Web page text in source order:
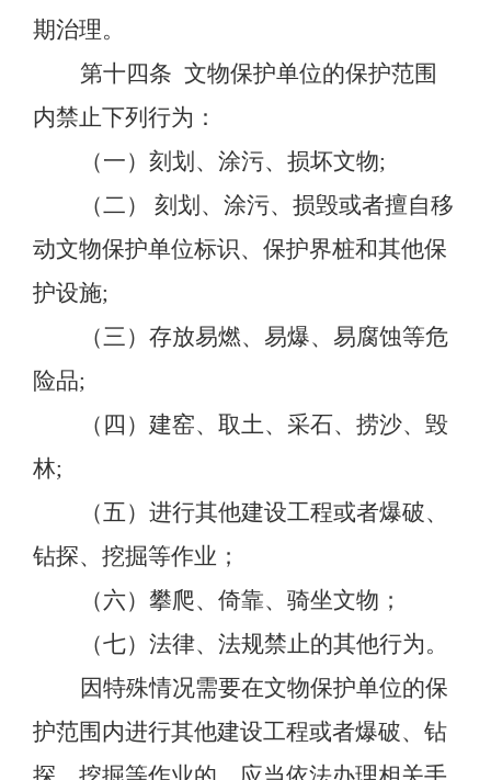
期治理。
第十四条 文物保护单位的保护范围
内禁止下列行为：
（一）刻划、涂污、损坏文物;
（二）
刻划、涂污、损毁或者擅自移
动文物保护单位标识、保护界桩和其他保
护设施;
（三）存放易燃、易爆、易腐蚀等危
险品;
（四）建窑、取土、采石、捞沙、毁
林;
（五）进行其他建设工程或者爆破、
钻探、挖掘等作业；
（六）攀爬、倚靠、骑坐文物；
（七）法律、法规禁止的其他行为。
因特殊情况需要在文物保护单位的保
护范围内进行其他建设工程或者爆破、钻